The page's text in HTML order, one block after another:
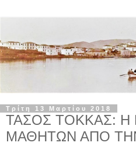
Τρίτη 13 Μαρτίου 2018
ΤΑΣΟΣ ΤΟΚΚΑΣ: Η
ΜΑΘΗΤΩΝ ΑΠΟ